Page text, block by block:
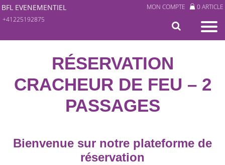
BFL EVENEMENTIEL
+41225192875
MON COMPTE 0 ARTICLE
RÉSERVATION
CRACHEUR DE FEU – 2
PASSAGES
Bienvenue sur notre plateforme de
réservation